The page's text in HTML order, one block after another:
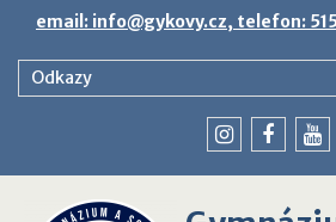
content
email: info@gykovy.cz, telefon:
Odkazy